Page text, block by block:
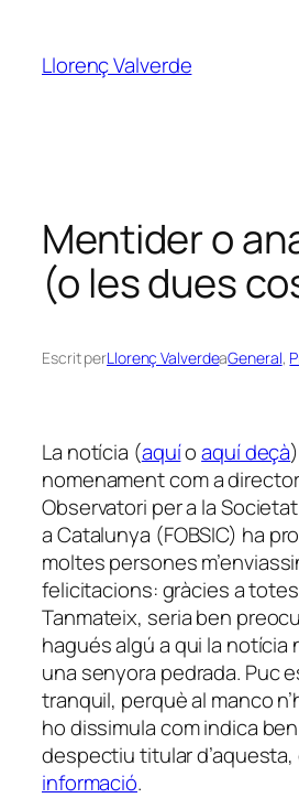
contingut
Llorenç Valverde
Mentider o
(o les dues
Escrit perLlorenç ValverdeaGeneral,
La notícia (aquíoaquí deçà
nomenament com a
Observatori per a la
a Catalunya (FOBSIC) ha
moltes persones
felicitacions: gràcies a
Tanmateix, seria ben
hagués algú a qui la notícia
una senyora pedrada. Puc
tranquil, perquè al manco
ho dissimula com indica
despectiu titular
informació.